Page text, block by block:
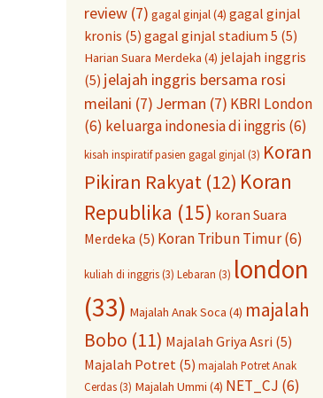
review (7) gagal ginjal(4) gagal ginjal
kronis (5) gagal ginjal stadium 5 (5)
Harian Suara Merdeka (4) jelajah inggris
(5) jelajah inggris bersama rosi
meilani (7) Jerman (7) KBRI London
(6) keluarga indonesia di inggris(6)
kisah inspiratif pasien gagal ginjal (3) Koran
Pikiran Rakyat (12) Koran
Republika (15) koran Suara
Merdeka (5) Koran Tribun Timur(6)
kuliah di inggris(3) Lebaran (3) london
(33) Majalah Anak Soca (4) majalah
Bobo (11) Majalah Griya Asri (5)
Majalah Potret (5) majalah Potret Anak
Cerdas(3) Majalah Ummi (4) NET_CJ (6)